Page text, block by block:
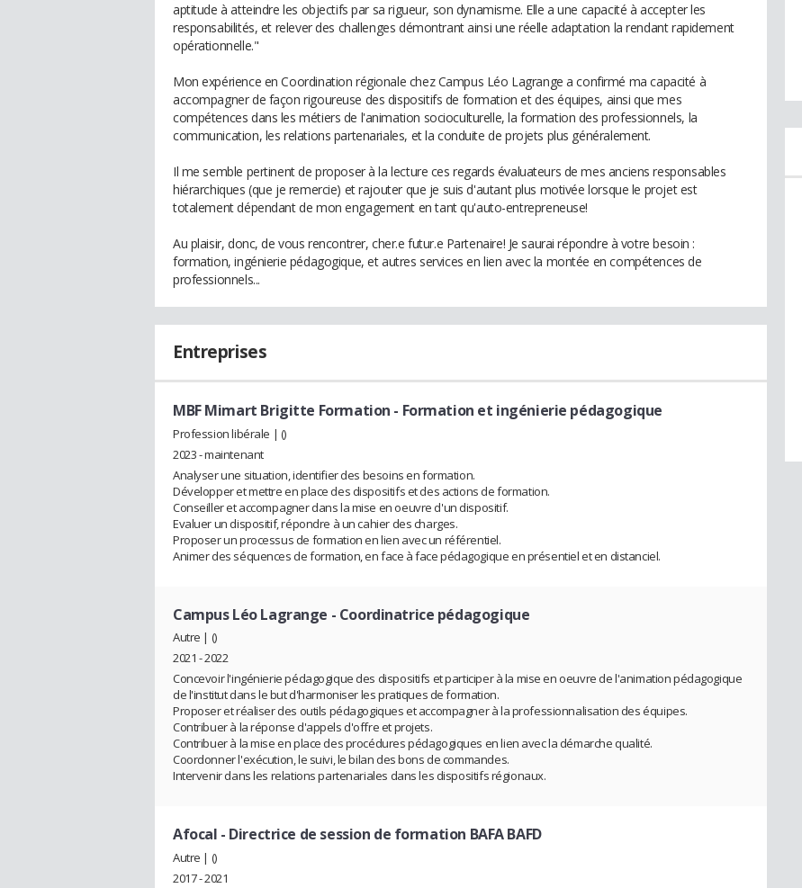
aptitude à atteindre les objectifs par sa rigueur, son dynamisme. Elle a une capacité à accepter les
responsabilités, et relever des challenges démontrant ainsi une réelle adaptation la rendant rapidement
opérationnelle."
Mon expérience en Coordination régionale chez Campus Léo Lagrange a confirmé ma capacité à
accompagner de façon rigoureuse des dispositifs de formation et des équipes, ainsi que mes
compétences dans les métiers de l'animation socioculturelle, la formation des professionnels, la
communication, les relations partenariales, et la conduite de projets plus généralement.
Il me semble pertinent de proposer à la lecture ces regards évaluateurs de mes anciens responsables
hiérarchiques (que je remercie) et rajouter que je suis d'autant plus motivée lorsque le projet est
totalement dépendant de mon engagement en tant qu'auto-entrepreneuse!
Au plaisir, donc, de vous rencontrer, cher.e futur.e Partenaire! Je saurai répondre à votre besoin :
formation, ingénierie pédagogique, et autres services en lien avec la montée en compétences de
professionnels...
Entreprises
MBF Mimart Brigitte Formation - Formation et ingénierie pédagogique
Profession libérale | ()
2023 - maintenant
Analyser une situation, identifier des besoins en formation.
Développer et mettre en place des dispositifs et des actions de formation.
Conseiller et accompagner dans la mise en oeuvre d'un dispositif.
Evaluer un dispositif, répondre à un cahier des charges.
Proposer un processus de formation en lien avec un référentiel.
Animer des séquences de formation, en face à face pédagogique en présentiel et en distanciel.
Campus Léo Lagrange - Coordinatrice pédagogique
Autre | ()
2021 - 2022
Concevoir l'ingénierie pédagogique des dispositifs et participer à la mise en oeuvre de l'animation pédagogique
de l'institut dans le but d'harmoniser les pratiques de formation.
Proposer et réaliser des outils pédagogiques et accompagner à la professionnalisation des équipes.
Contribuer à la réponse d'appels d'offre et projets.
Contribuer à la mise en place des procédures pédagogiques en lien avec la démarche qualité.
Coordonner l'exécution, le suivi, le bilan des bons de commandes.
Intervenir dans les relations partenariales dans les dispositifs régionaux.
Afocal - Directrice de session de formation BAFA BAFD
Autre | ()
2017 - 2021